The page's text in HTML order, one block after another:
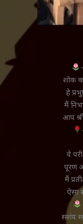
शोक
हे
मैं
आप
ये
पूरण
मैं
ऐसा
सशंय